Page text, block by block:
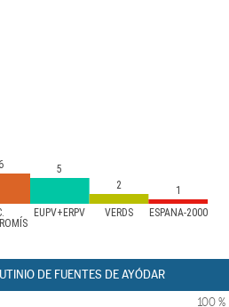
EUPV+ERPV VERDS ESPAÑA-2000
6
5
2
1
DE FUENTES DE AYÓDAR
100 %